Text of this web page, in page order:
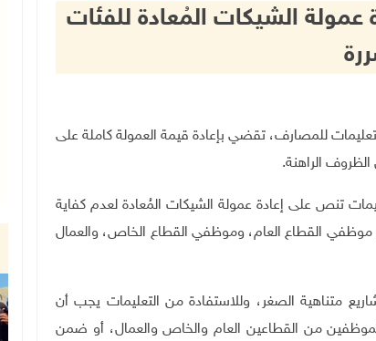
عمولة الشيكات المُعادة للفئات
تعليمات للمصارف، تقضي بإعادة قيمة العمولة كاملة على
الراهنة.
تنص على إعادة عمولة الشيكات المُعادة لعدم كفاية
تاريخ 1/11 وحتى 31/12/2023، بما يشمل موظفي القطاع العام، وموظفي القطاع الخاص، والعمال
متناهية الصغر، وللاستفادة من التعليمات يجب أن
من القطاعين العام والخاص والعمال، أو ضمن